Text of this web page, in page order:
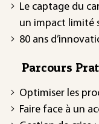
Le captage du
un impact limité
80 ans
Parcours
Optimiser les
Faire face à un